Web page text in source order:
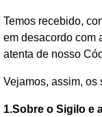
Temos recebido,
em desacordo com
atenta de nosso
Vejamos, assim, os
1.Sobre o Sigilo e